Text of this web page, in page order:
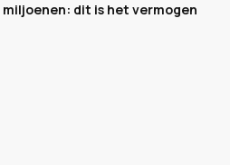
miljoenen: dit is het vermogen